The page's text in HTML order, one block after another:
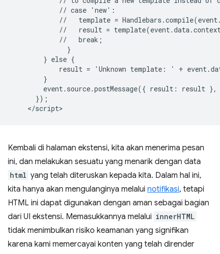
            // case 'new':
//   template =
//   result =
            //   break;
              }
        } else {
result = 'Unknown template: ' +
        }
event.source.postMessage({ result: result
      });
Kembali di halaman ekstensi, kita akan menerima pesan
ini, dan melakukan sesuatu yang menarik dengan data
html yang telah diteruskan kepada kita. Dalam hal ini,
kita hanya akan mengulanginya melalui notifikasi, tetapi
HTML ini dapat digunakan dengan aman sebagai bagian
dari UI ekstensi. Memasukkannya melalui innerHTML
tidak menimbulkan risiko keamanan yang signifikan
karena kami memercayai konten yang telah dirender